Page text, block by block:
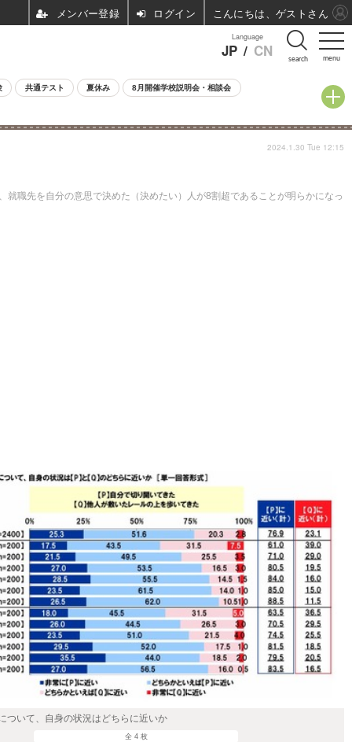
menu
Language
JP / CN search
共通テスト 夏休み 8月開催学校説明会・相談会
職先を自分の意思で決めた（決めたい）人が8割超であることが明らかになっ
2024.1.30 Tue 12:15
ついて、自身の状況はどちらに近いか
全 4 枚
ログイン こんにちは、ゲストさん